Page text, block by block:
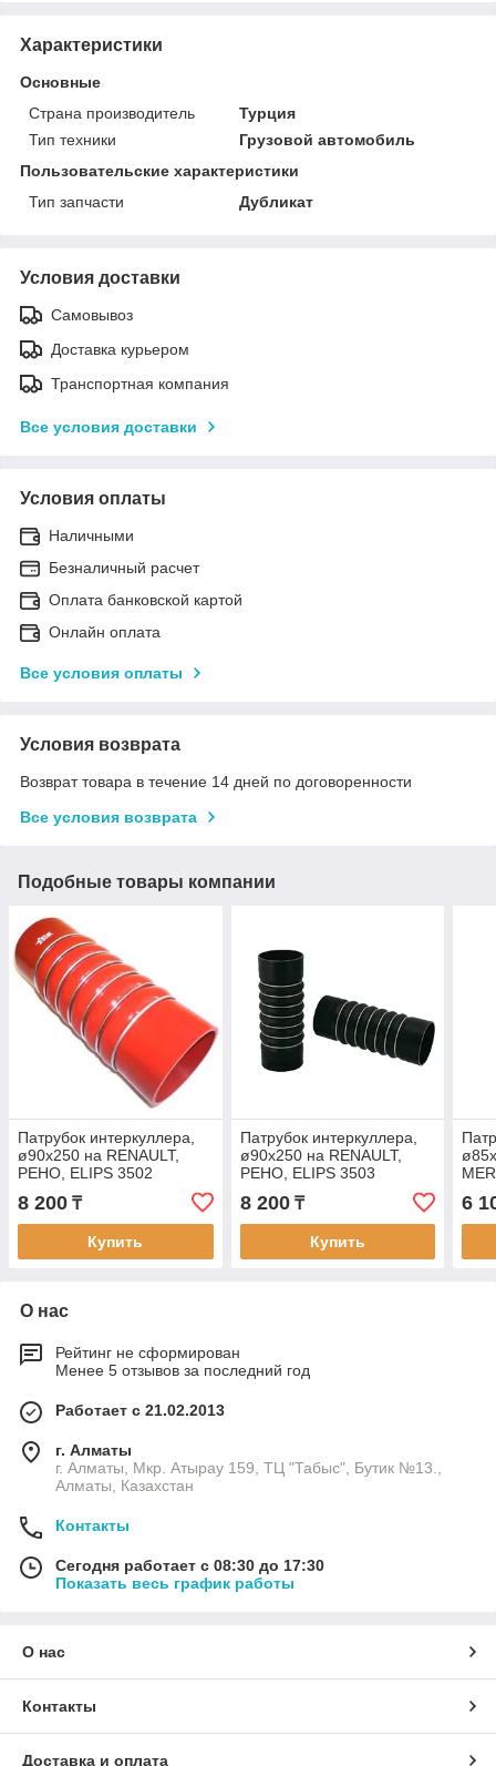
Характеристики
Основные
Страна производитель
Турция
Тип техники
Грузовой автомобиль
Пользовательские характеристики
Тип запчасти
Дубликат
Условия доставки
Самовывоз
Доставка курьером
Транспортная компания
Все условия доставки
Условия оплаты
Наличными
Безналичный расчет
Оплата банковской картой
Онлайн оплата
Все условия оплаты
Условия возврата
Возврат товара в течение 14 дней по договоренности
Все условия возврата
Подобные товары компании
Патрубок интеркуллера,
ø90x250 на RENAULT,
РЕНО, ELIPS 3502
8 200 ₸
Купить
Патрубок интеркуллера,
ø90x250 на RENAULT,
РЕНО, ELIPS 3503
8 200₸
Купить
6
О нас
Рейтинг не сформирован
Менее 5 отзывов за последний год
Работает с 21.02.2013
г. Алматы
г. Алматы, Мкр. Атырау 159, ТЦ "Табыс", Бутик №13.,
Алматы, Казахстан
Контакты
Сегодня работает с 08:30 до 17:30
Показать весь график работы
О нас
Контакты
Доставка и оплата